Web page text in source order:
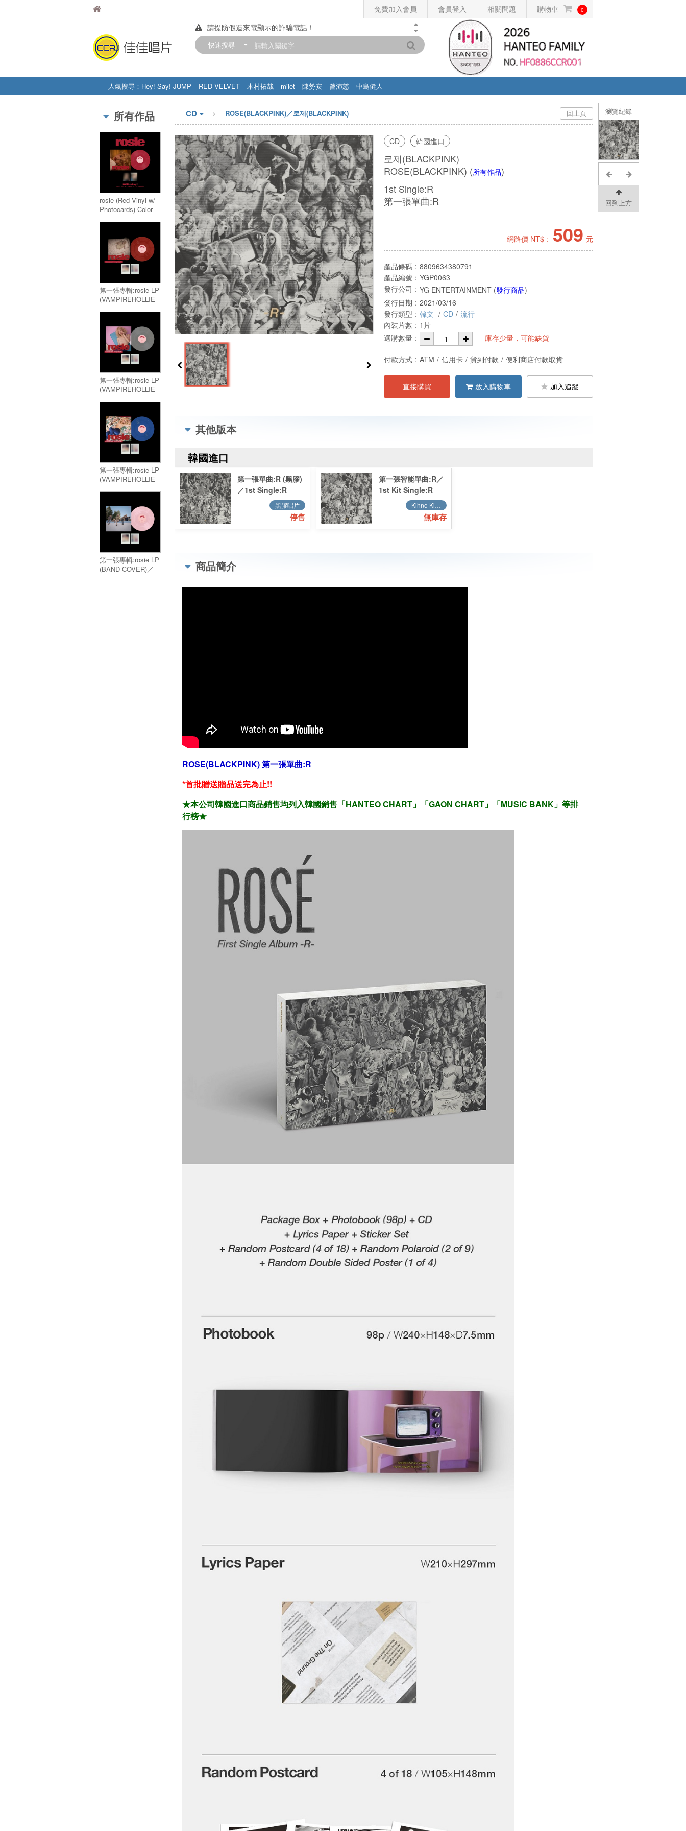
免費加入會員 會員登入 相關問題 購物車 0
佳佳唱片
請提防假造來電顯示的詐騙電話！
【中華門市營業時間調整公告】
快速搜尋
人氣搜尋： Hey! Say! JUMP RED VELVET 木村拓哉 milet 陳勢安 曾沛慈
中島健人
STRAY KIDS
盧廣仲 周杰伦
瀏覽紀錄
回到上方
所有作品
rosie (Red Vinyl w/
Photocards) Color
第一張專輯:rosie LP
(VAMPIREHOLLIE
(VAMPIREHOLLIE
EDITION RED)
第一張專輯:rosie LP
(VAMPIREHOLLIE
(VAMPIREHOLLIE
EDITION CLEAR)
第一張專輯:rosie LP
(VAMPIREHOLLIE
(VAMPIREHOLLIE
EDITION BLUE)
第一張專輯:rosie LP
(BAND COVER)／
回上頁
CD ROSE(BLACKPINK)／로제(BLACKPINK)
CD 韓國進口
로제(BLACKPINK)
ROSE(BLACKPINK) (所有作品)
1st Single:R
第一張單曲:R
網路價 NT$ : 509 元
產品條碼 : 8809634380791
產品編號： YGP0063
發行公司 : YG ENTERTAINMENT (發行商品)
發行日期 : 2021/03/16
發行類型 : 韓文 / CD / 流行
內裝片數 : 1片
選購數量 :
庫存少量，可能缺貨
付款方式 : ATM / 信用卡 / 貨到付款 / 便利商店付款取貨
直接購買 放入購物車 加入追蹤
其他版本
韓國進口
第一張單曲:R (黑膠)
／1st Single:R
黑膠唱片
停售
第一張智能單曲:R／
1st Kit Single:R
Kihno Kit 智能卡 (Smart Music Card)
無庫存
商品簡介
ROSE(BLACKPINK) 第一張單曲:R
*首批贈送贈品送完為止!!
★本公司韓國進口商品銷售均列入韓國銷售「HANTEO CHART」「GAON CHART」「MUSIC BANK」等排
行榜★